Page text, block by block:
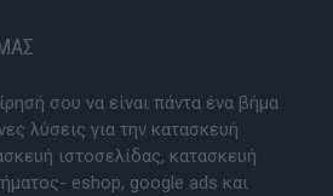
σου να είναι πάντα ένα βήμα
λύσεις για την κατασκευή
ιστοσελίδας, κατασκευή
eshop, google ads και